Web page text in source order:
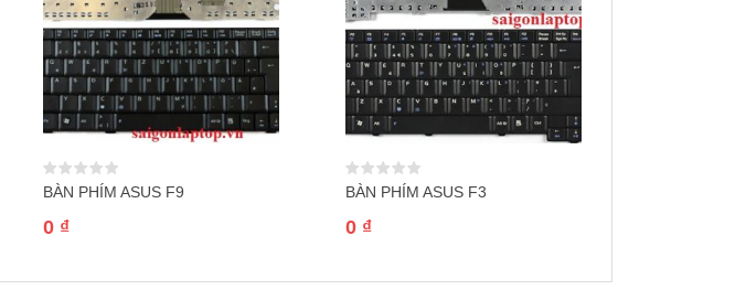
BÀN PHÍM ASUS F9
0 ₫
BÀN PHÍM ASUS F3
0 ₫